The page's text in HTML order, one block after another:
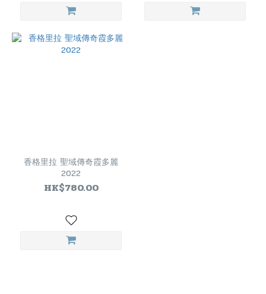
香格里拉 聖域傳奇霞多麗
2022
HK$780.00